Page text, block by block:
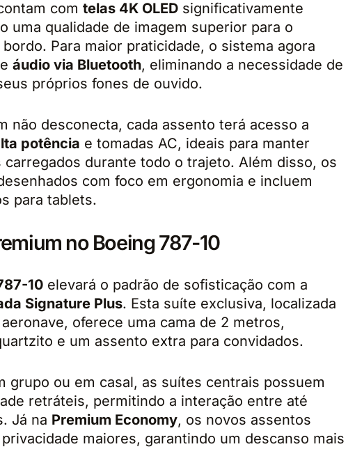
com telas 4K OLED significativamente
uma qualidade de imagem superior para o
Para maior praticidade, o sistema agora
áudio via Bluetooth, eliminando a necessidade de
próprios fones de ouvido.
não desconecta, cada assento terá acesso a
potência e tomadas AC, ideais para manter
carregados durante todo o trajeto. Além disso, os
com foco em ergonomia e incluem
para tablets.
no Boeing 787-10
10 elevará o padrão de sofisticação com a
Signature Plus. Esta suíte exclusiva, localizada
oferece uma cama de 2 metros,
e um assento extra para convidados.
grupo ou em casal, as suítes centrais possuem
retráteis, permitindo a interação entre até
Já na Premium Economy, os novos assentos
maiores, garantindo um descanso mais